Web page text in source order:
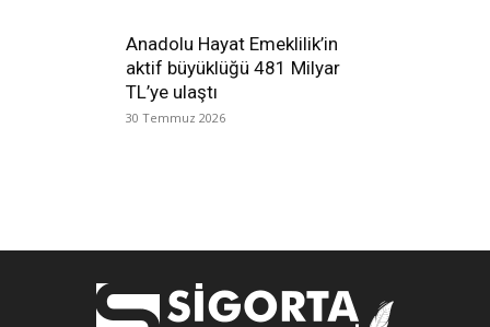
Anadolu Hayat Emeklilik’in
aktif büyüklüğü 481 Milyar
TL’ye ulaştı
30 Temmuz 2026